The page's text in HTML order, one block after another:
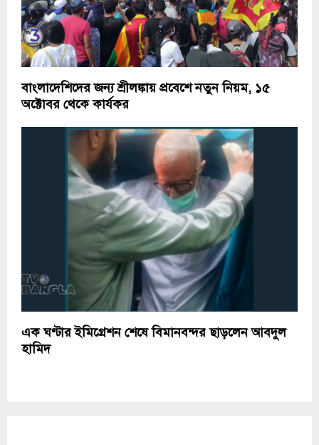
বাংলাদেশিদের জন্য শ্রীলঙ্কায় প্রবেশে নতুন নিয়ম, ১৫
অক্টোবর থেকে কার্যকর
এক ঘণ্টার ইমিগ্রেশন শেষে বিমানবন্দর ছাড়লেন আবদুল
হামিদ